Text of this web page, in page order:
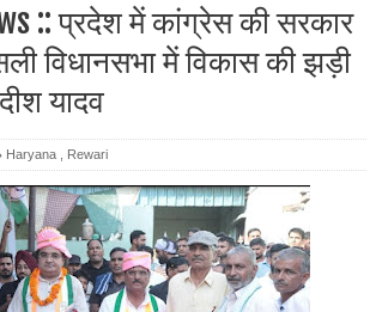
:: प्रदेश में कांग्रेस की सरकार
विधानसभा में विकास की झड़ी
यादव
Haryana Rewari